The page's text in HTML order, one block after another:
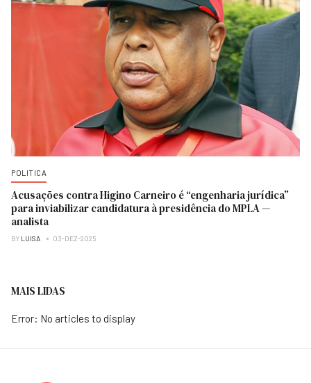
POLITICA
Acusações contra Higino Carneiro é “engenharia jurídica”
para inviabilizar candidatura à presidência do MPLA —
analista
BY LUISA 03-DEZ-2025
MAIS LIDAS
Error: No articles to display